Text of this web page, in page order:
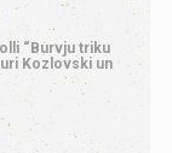
“Burvju triku
Kozlovski un